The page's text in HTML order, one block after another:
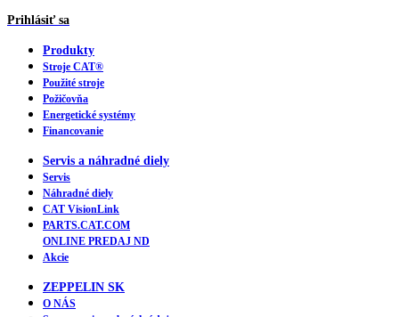
Prihlásiť sa
Produkty
Stroje CAT®
Použité stroje
Požičovňa
Energetické systémy
Financovanie
Servis a náhradné diely
Servis
Náhradné diely
CAT VisionLink
PARTS.CAT.COM
ONLINE PREDAJ ND
Akcie
ZEPPELIN SK
O NÁS